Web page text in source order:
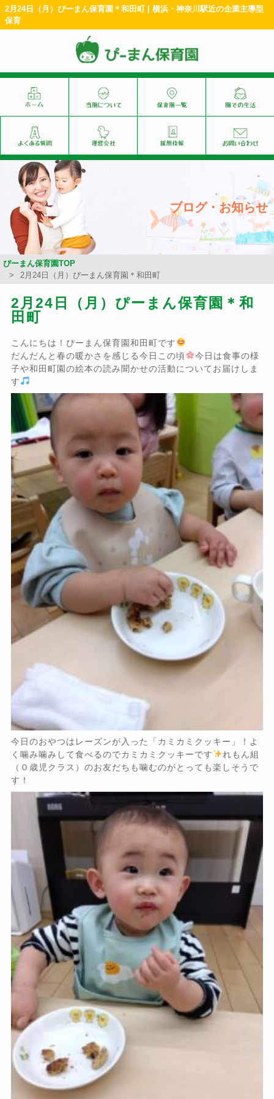
2月24日（月）ぴーまん保育園＊和田町 | 横浜・神奈川駅近の企業主導型
保育
ブログ・お知らせ
ぴーまん保育園TOP
2月24日（月）ぴーまん保育園＊和田町
2月24日（月）ぴーまん保育園＊和
田町
こんにちは！ぴーまん保育園和田町です
だんだんと春の暖かさを感じる今日この頃
今日は食事の様
子や和田町園の絵本の読み聞かせの活動についてお届けしま
す
今日のおやつはレーズンが入った「カミカミクッキー」！よ
く噛み噛みして食べるのでカミカミクッキーです
れもん組
（０歳児クラス）のお友だちも噛むのがとっても楽しそうで
す！